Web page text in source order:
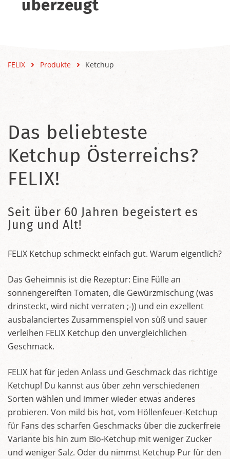
überzeugt
FELIX Produkte Ketchup
Das beliebteste
Ketchup Österreichs?
FELIX!
Seit über 60 Jahren begeistert es
Jung und Alt!
FELIX Ketchup schmeckt einfach gut. Warum eigentlich?
Das Geheimnis ist die Rezeptur: Eine Fülle an
sonnengereiften Tomaten, die Gewürzmischung (was
drinsteckt, wird nicht verraten ;-)) und ein exzellent
ausbalanciertes Zusammenspiel von süß und sauer
verleihen FELIX Ketchup den unvergleichlichen
Geschmack.
FELIX hat für jeden Anlass und Geschmack das richtige
Ketchup! Du kannst aus über zehn verschiedenen
Sorten wählen und immer wieder etwas anderes
probieren. Von mild bis hot, vom Höllenfeuer-Ketchup
für Fans des scharfen Geschmacks über die zuckerfreie
Variante bis hin zum Bio-Ketchup mit weniger Zucker
und weniger Salz. Oder du nimmst Ketchup Pur für den